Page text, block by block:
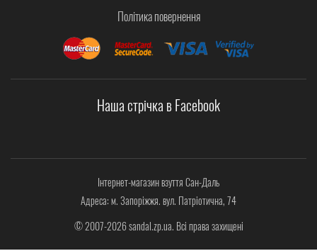
Політика повернення
Наша стрічка в Facebook
Інтернет-магазин взуття Сан-Даль
Адреса: м. Запоріжжя. вул. Патріотична, 74
© 2007-2026 sandal.zp.ua. Всі права захищені